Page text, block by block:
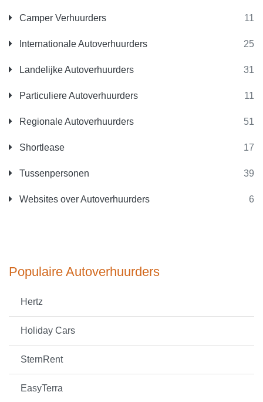
Camper Verhuurders 11
Internationale Autoverhuurders 25
Landelijke Autoverhuurders 31
Particuliere Autoverhuurders 11
Regionale Autoverhuurders 51
Shortlease 17
Tussenpersonen 39
Websites over Autoverhuurders 6
Populaire Autoverhuurders
Hertz
Holiday Cars
SternRent
EasyTerra